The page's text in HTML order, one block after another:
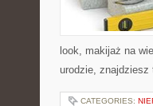
look, makijaż na
urodzie,
CATEGORIES: